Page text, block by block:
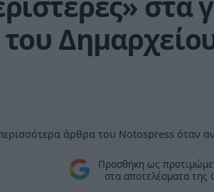
άρθρα του Notospress όταν
Προσθήκη ως
στα αποτελέσματα της